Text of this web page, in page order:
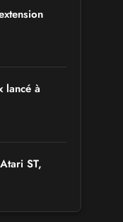
lancé à
ST,